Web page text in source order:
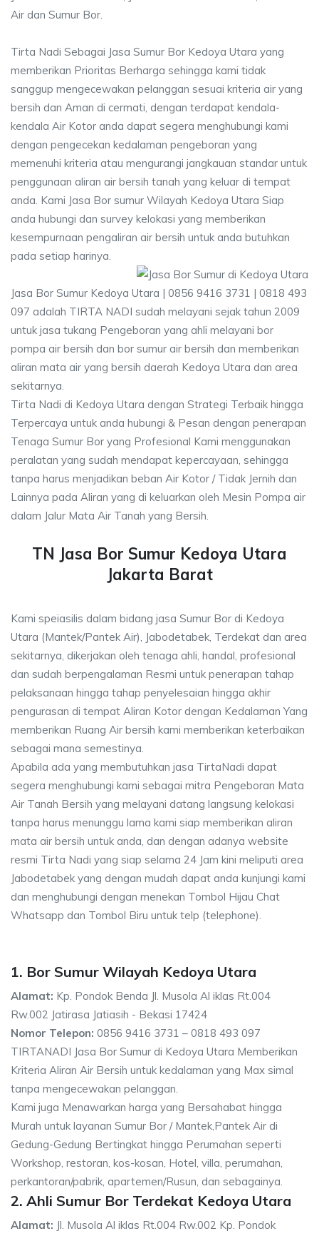
Air dan Sumur Bor.
Tirta Nadi Sebagai Jasa Sumur Bor Kedoya Utara yang
memberikan Prioritas Berharga sehingga kami tidak
sanggup mengecewakan pelanggan sesuai kriteria air yang
bersih dan Aman di cermati, dengan terdapat kendala-
kendala Air Kotor anda dapat segera menghubungi kami
dengan pengecekan kedalaman pengeboran yang
memenuhi kriteria atau mengurangi jangkauan standar untuk
penggunaan aliran air bersih tanah yang keluar di tempat
anda. Kami Jasa Bor sumur Wilayah Kedoya Utara Siap
anda hubungi dan survey kelokasi yang memberikan
kesempurnaan pengaliran air bersih untuk anda butuhkan
pada setiap harinya.
Jasa Bor Sumur Kedoya Utara | 0856 9416 3731 | 0818 493
097 adalah TIRTA NADI sudah melayani sejak tahun 2009
untuk jasa tukang Pengeboran yang ahli melayani bor
pompa air bersih dan bor sumur air bersih dan memberikan
aliran mata air yang bersih daerah Kedoya Utara dan area
sekitarnya.
Tirta Nadi di Kedoya Utara dengan Strategi Terbaik hingga
Terpercaya untuk anda hubungi & Pesan dengan penerapan
Tenaga Sumur Bor yang Profesional Kami menggunakan
peralatan yang sudah mendapat kepercayaan, sehingga
tanpa harus menjadikan beban Air Kotor / Tidak Jernih dan
Lainnya pada Aliran yang di keluarkan oleh Mesin Pompa air
dalam Jalur Mata Air Tanah yang Bersih.
TN Jasa Bor Sumur Kedoya Utara
Jakarta Barat
Kami speiasilis dalam bidang jasa Sumur Bor di Kedoya
Utara (Mantek/Pantek Air), Jabodetabek, Terdekat dan area
sekitarnya, dikerjakan oleh tenaga ahli, handal, profesional
dan sudah berpengalaman Resmi untuk penerapan tahap
pelaksanaan hingga tahap penyelesaian hingga akhir
pengurasan di tempat Aliran Kotor dengan Kedalaman Yang
memberikan Ruang Air bersih kami memberikan keterbaikan
sebagai mana semestinya.
Apabila ada yang membutuhkan jasa TirtaNadi dapat
segera menghubungi kami sebagai mitra Pengeboran Mata
Air Tanah Bersih yang melayani datang langsung kelokasi
tanpa harus menunggu lama kami siap memberikan aliran
mata air bersih untuk anda, dan dengan adanya website
resmi Tirta Nadi yang siap selama 24 Jam kini meliputi area
Jabodetabek yang dengan mudah dapat anda kunjungi kami
dan menghubungi dengan menekan Tombol Hijau Chat
Whatsapp dan Tombol Biru untuk telp (telephone).
1. Bor Sumur Wilayah Kedoya Utara
Alamat: Kp. Pondok Benda Jl. Musola Al iklas Rt.004
Rw.002 Jatirasa Jatiasih - Bekasi 17424
Nomor Telepon: 0856 9416 3731 – 0818 493 097
TIRTANADI Jasa Bor Sumur di Kedoya Utara Memberikan
Kriteria Aliran Air Bersih untuk kedalaman yang Max simal
tanpa mengecewakan pelanggan.
Kami juga Menawarkan harga yang Bersahabat hingga
Murah untuk layanan Sumur Bor / Mantek,Pantek Air di
Gedung-Gedung Bertingkat hingga Perumahan seperti
Workshop, restoran, kos-kosan, Hotel, villa, perumahan,
perkantoran/pabrik, apartemen/Rusun, dan sebagainya.
2. Ahli Sumur Bor Terdekat Kedoya Utara
Alamat: Jl. Musola Al iklas Rt.004 Rw.002 Kp. Pondok